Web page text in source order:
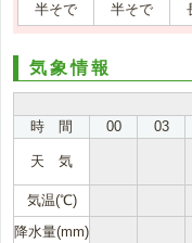
半そで 半そで
気象情報
時 間
00 03
天 気
気温(℃)
降水量(mm)